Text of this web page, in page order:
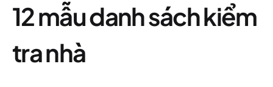
12 mẫu danh sách kiểm
tra nhà